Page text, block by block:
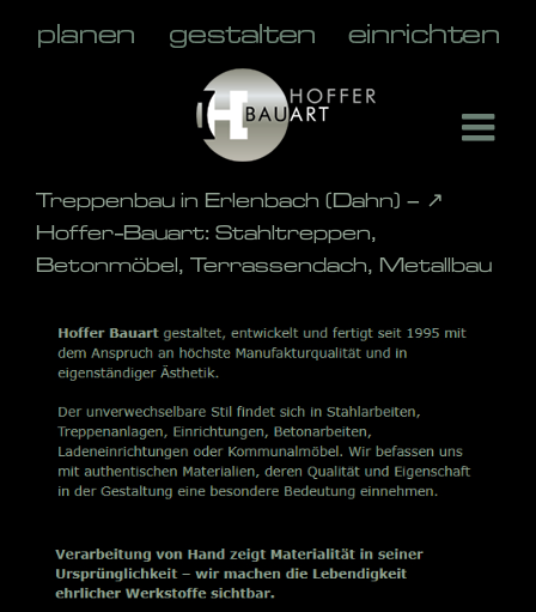
Treppenbau in Erlenbach (Dahn) – ↗️
Hoffer-Bauart: Stahltreppen,
Betonmöbel, Terrassendach, Metallbau